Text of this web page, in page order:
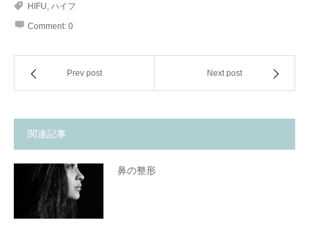
HIFU ハイフ
Comment: 0
Prev post Next post
関連記事
鼻の整形